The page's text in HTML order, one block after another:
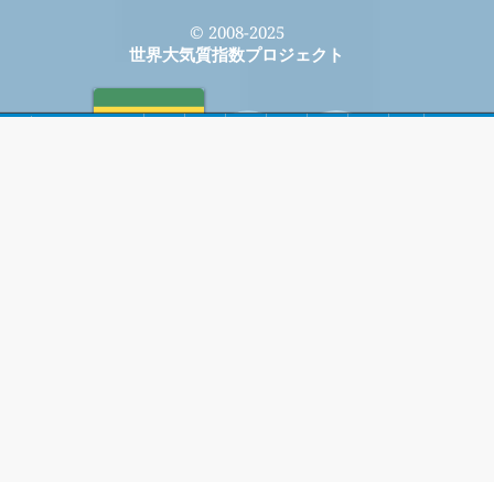
© 2008-2025
世界大気質指数プロジェクト